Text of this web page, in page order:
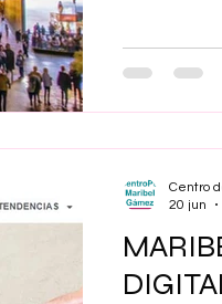
Cambio de sexo
Psicología
Psicología
Centro
20 jun